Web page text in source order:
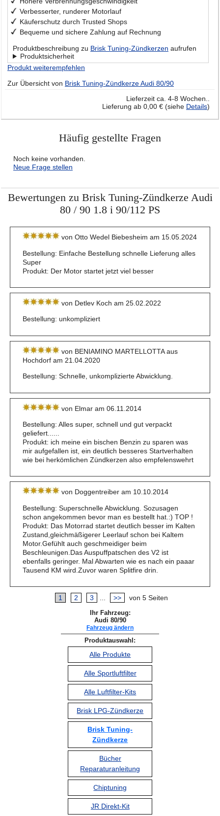
Verbesserter, runderer Motorlauf
Käuferschutz durch Trusted Shops
Bequeme und sichere Zahlung auf Rechnung
Produktbeschreibung zu Brisk Tuning-Zündkerzen aufrufen
Produktsicherheit
Produkt weiterempfehlen
Zur Übersicht von Brisk Tuning-Zündkerze Audi 80/90
Lieferzeit ca. 4-8 Wochen..
Lieferung ab 0,00 € (siehe Details)
Häufig gestellte Fragen
Noch keine vorhanden.
Neue Frage stellen
Bewertungen zu Brisk Tuning-Zündkerze Audi
80 / 90 1.8 i 90/112 PS
von Otto Wedel Biebesheim am 15.05.2024
Bestellung: Einfache Bestellung schnelle Lieferung alles
Super
Produkt: Der Motor startet jetzt viel besser
von Detlev Koch am 25.02.2022
Bestellung: unkompliziert
von BENIAMINO MARTELLOTTA aus
Hochdorf am 21.04.2020
Bestellung: Schnelle, unkomplizierte Abwicklung.
von Elmar am 06.11.2014
Bestellung: Alles super, schnell und gut verpackt
geliefert......
Produkt: ich meine ein bischen Benzin zu sparen was
mir aufgefallen ist, ein deutlich besseres Startverhalten
wie bei herkömlichen Zündkerzen also empfelenswehrt
von Doggentreiber am 10.10.2014
Bestellung: Superschnelle Abwicklung. Sozusagen
schon angekommen bevor man es bestellt hat.:) TOP !
Produkt: Das Motorrad startet deutlich besser im Kalten
Zustand,gleichmäßigerer Leerlauf schon bei Kaltem
Motor.Gefühlt auch geschmeidiger beim
Beschleunigen.Das Auspuffpatschen des V2 ist
ebenfalls geringer. Mal Abwarten wie es nach ein paaar
Tausend KM wird.Zuvor waren Splitfire drin.
1 2 3 ... >> von 5 Seiten
Ihr Fahrzeug:
Audi 80/90
Fahrzeug ändern
Produktauswahl:
Alle Produkte
Alle Sportluftfilter
Alle Luftfilter-Kits
Brisk LPG-Zündkerze
Brisk Tuning-
Zündkerze
Bücher
Reparaturanleitung
Chiptuning
JR Direkt-Kit